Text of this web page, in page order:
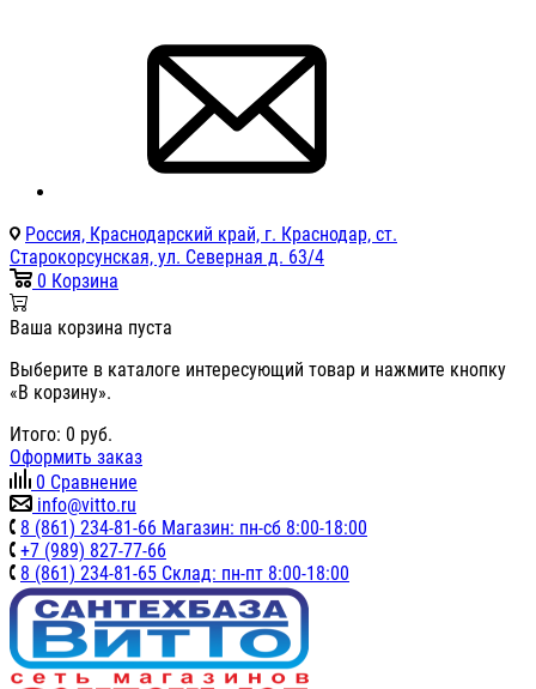
Россия, Краснодарский край, г. Краснодар, ст.
Старокорсунская, ул. Северная д. 63/4
0 Корзина
Ваша корзина пуста
Выберите в каталоге интересующий товар и нажмите кнопку
«В корзину».
Итого: 0 руб.
Оформить заказ
0 Сравнение
info@vitto.ru
8 (861) 234-81-66 Магазин: пн-сб 8:00-18:00
+7 (989) 827-77-66
8 (861) 234-81-65 Склад: пн-пт 8:00-18:00